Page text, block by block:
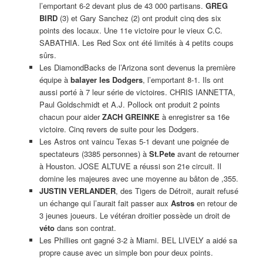
l’emportant 6-2 devant plus de 43 000 partisans. GREG
BIRD(3) et Gary Sanchez (2) ont produit cinq des six
points des locaux. Une 11e victoire pour le vieux C.C.
SABATHIA. Les Red Sox ont été limités à 4 petits coups
sûrs.
Les DiamondBacks de l’Arizona sont devenus la première
équipe à balayer les Dodgers, l’emportant 8-1. Ils ont
aussi porté à 7 leur série de victoires. CHRIS IANNETTA,
Paul Goldschmidt et A.J. Pollock ont produit 2 points
chacun pour aiderZACH GREINKE à enregistrer sa 16e
victoire. Cinq revers de suite pour les Dodgers.
Les Astros ont vaincu Texas 5-1 devant une poignée de
spectateurs (3385 personnes) à St.Peteavant de retourner
à Houston. JOSE ALTUVE a réussi son 21e circuit. Il
domine les majeures avec une moyenne au bâton de ,355.
JUSTIN VERLANDER, des Tigers de Détroit, aurait refusé
un échange qui l’aurait fait passer aux Astrosen retour de
3 jeunes joueurs. Le vétéran droitier possède un droit de
vétodans son contrat.
Les Phillies ont gagné 3-2 à Miami. BEL LIVELY a aidé sa
propre cause avec un simple bon pour deux points.